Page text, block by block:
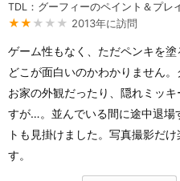
TDL：グーフィーのペイント＆プレ
★★ ★★★ 2013年に訪問
ゲーム性もなく、ただペンキを
どこが面白いのかわかりません
お家の外観だったり、隠れミッ
すが…。並んでいる間に途中退場
トも見掛けました。写真撮影だ
す。